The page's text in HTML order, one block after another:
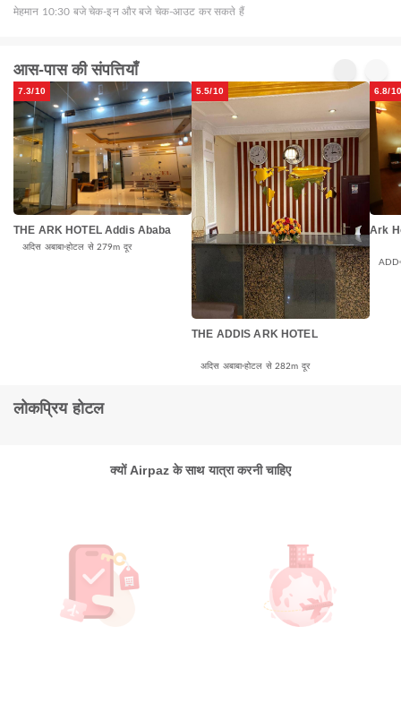
मेहमान 10:30 बजे चेक-इन और बजे चेक-आउट कर सकते हैं
आस-पास की संपत्तियाँ
7.3/10
THE ARK HOTEL Addis Ababa
अदिस अबाबा होटल से 279m दूर
5.5/10
THE ADDIS ARK HOTEL
अदिस अबाबा होटल से 282m दूर
6.8/10
Ark
ADD
लोकप्रिय होटल
क्यों Airpaz के साथ यात्रा करनी चाहिए